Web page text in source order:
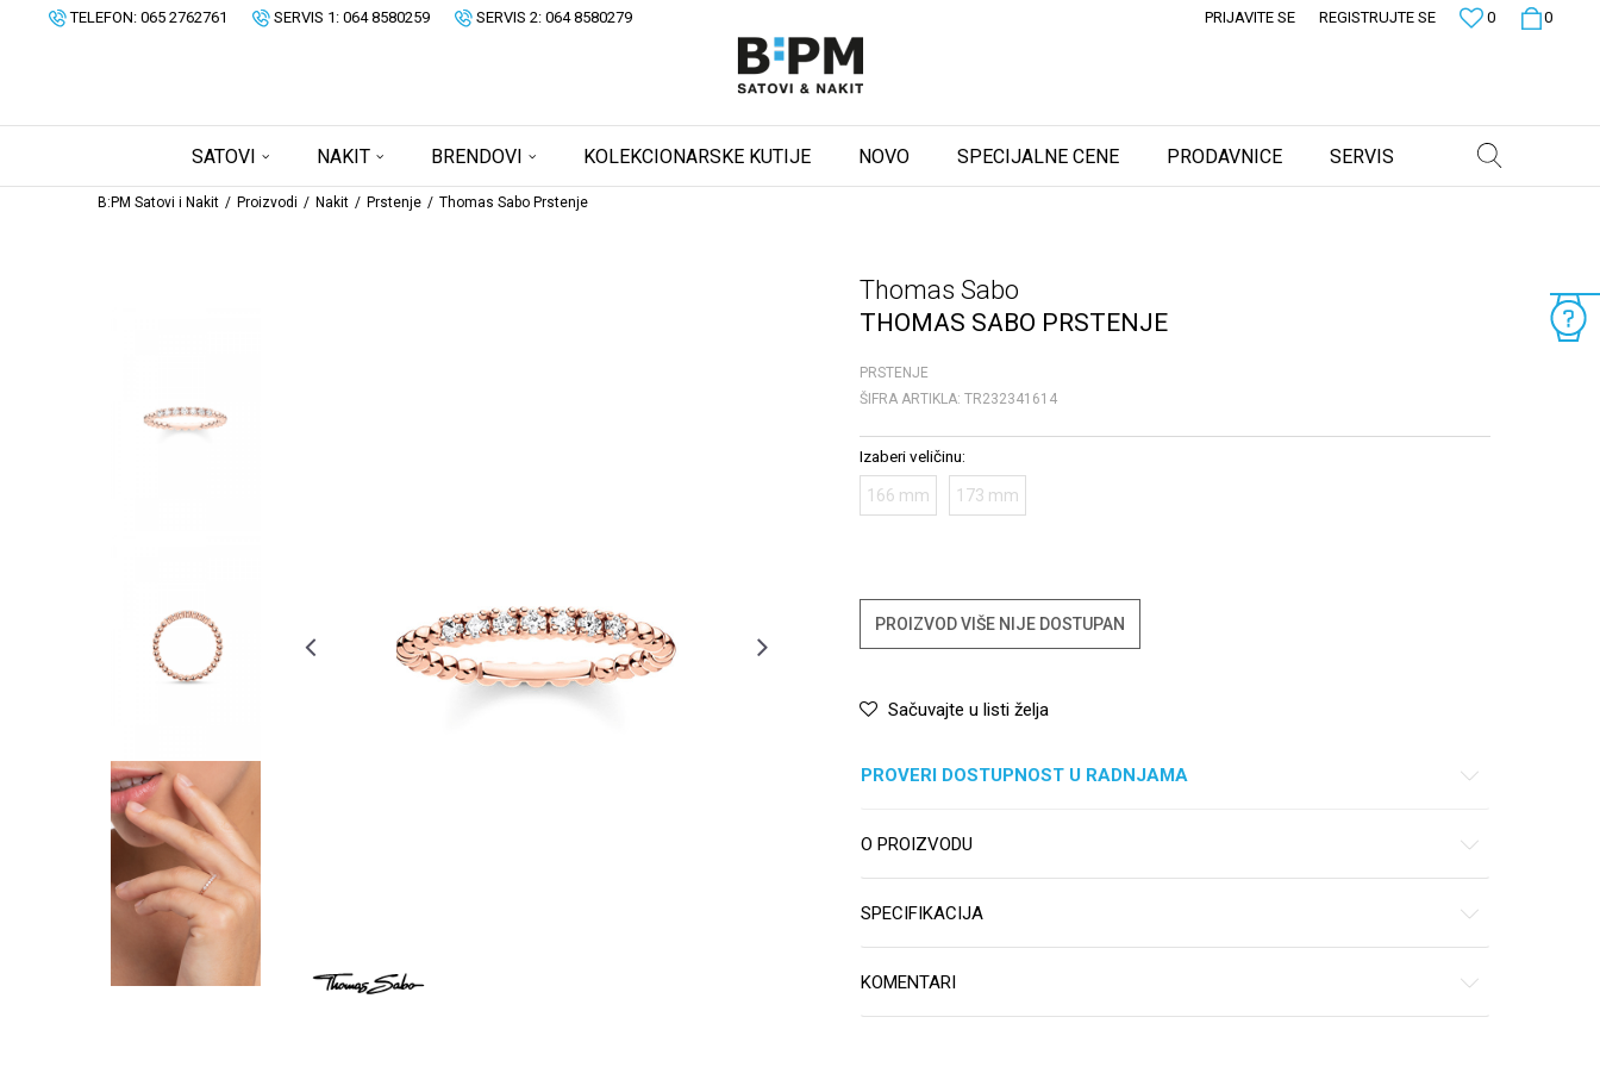
TELEFON: 065 2762761 SERVIS 1: 064 8580259 SERVIS 2: 064 8580279 0
0
PRIJAVITE SE REGISTRUJTE SE
SATOVI NAKIT BRENDOVI KOLEKCIONARSKE KUTIJE NOVO SPECIJALNE CENE PRODAVNICE SERVIS
B:PM Satovi i Nakit Proizvodi Nakit Prstenje Thomas Sabo Prstenje
Thomas Sabo
THOMAS SABO PRSTENJE
PRSTENJE
ŠIFRA ARTIKLA: TR232341614
Izaberi veličinu:
166 mm 173 mm
PROIZVOD VIŠE NIJE DOSTUPAN
Sačuvajte u listi želja
PROVERI DOSTUPNOST U RADNJAMA
O PROIZVODU
SPECIFIKACIJA
KOMENTARI